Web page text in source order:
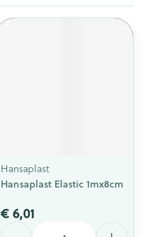
Hansaplast
Hansaplast Elastic 1mx8cm
€ 6,01
Aantal